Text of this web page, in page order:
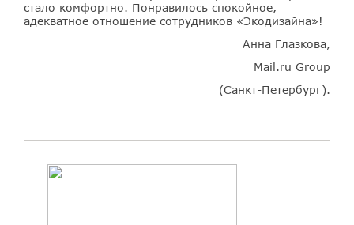
стало комфортно. Понравилось спокойное,
адекватное отношение сотрудников «Экодизайна»!
Анна Глазкова,
Mail.ru Group
(Санкт-Петербург).